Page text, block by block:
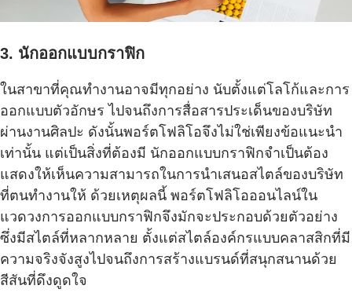
3. นักออกแบบกราฟิก
ในสาขาที่คุณทำงานอาจมีทุกอย่าง นับตั้งแต่โลโก้และการ
ออกแบบตัวอักษร ไปจนถึงการสื่อสารประเด็นของบริษัท
ผ่านงานศิลปะ ดังนั้นพอร์ตโฟลิโอจึงไม่ใช่เพียงข้อแนะนำ
เท่านั้น แต่เป็นสิ่งที่ต้องมี นักออกแบบกราฟิกจำเป็นต้อง
แสดงให้เห็นความสามารถในการนำเสนอสไตล์ของบริษัท
ที่ตนทำงานให้ ด้วยเหตุผลนี้ พอร์ตโฟลิโอออนไลน์ใน
แวดวงการออกแบบกราฟิกจึงมักจะประกอบด้วยตัวอย่าง
ซึ่งมีสไตล์ที่หลากหลาย ตั้งแต่สไตล์องค์กรแบบคลาสสิกที่มี
ความจริงจังสูงไปจนถึงการสร้างแบรนด์ที่สนุกสนานด้วย
สีสันที่ดึงดูดใจ